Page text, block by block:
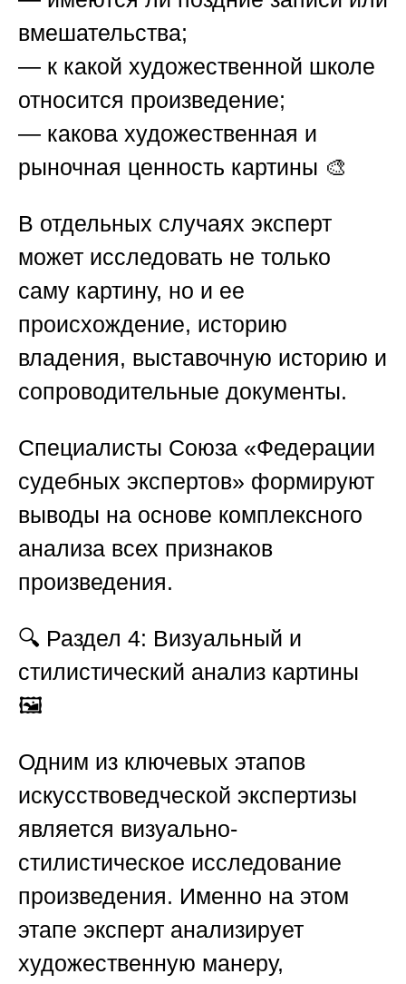
вмешательства;
— к какой художественной школе
относится произведение;
— какова художественная и
рыночная ценность картины 🎨
В отдельных случаях эксперт
может исследовать не только
саму картину, но и ее
происхождение, историю
владения, выставочную историю и
сопроводительные документы.
Специалисты Союза «Федерации
судебных экспертов» формируют
выводы на основе комплексного
анализа всех признаков
произведения.
🔍 Раздел 4: Визуальный и
стилистический анализ картины
🖼️
Одним из ключевых этапов
искусствоведческой экспертизы
является визуально-
стилистическое исследование
произведения. Именно на этом
этапе эксперт анализирует
художественную манеру,